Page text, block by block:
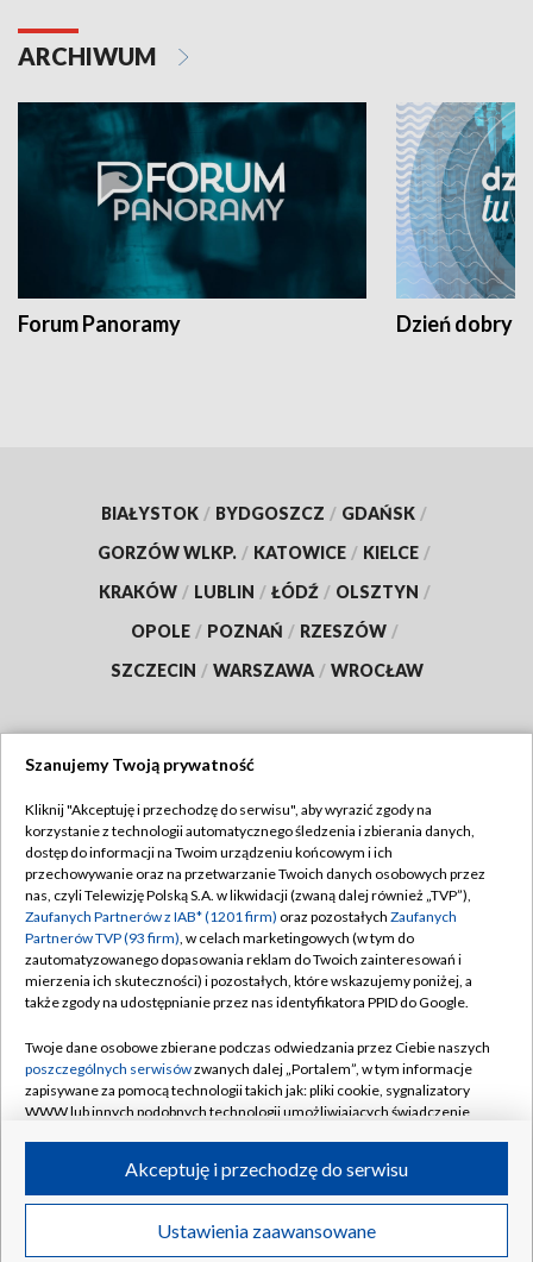
ARCHIWUM
Forum Panoramy Dzień dobry
BIAŁYSTOK / BYDGOSZCZ / GDAŃSK /
GORZÓW WLKP. / KATOWICE / KIELCE /
KRAKÓW / LUBLIN / ŁÓDŹ / OLSZTYN /
OPOLE / POZNAŃ / RZESZÓW /
SZCZECIN / WARSZAWA / WROCŁAW
TVP
Abonament TVP
Emisja w TVP
Centrum informacji TVP
Naziemna Telewizja Cyfrowa
Rada Programowa
System NOS
Informacje o nadawcy
Program dla prasy
Ogłoszenie przetargowe
Regulamin TVP
Polityka prywatności
Moje zgody
Pomoc
Kontakt
Kanały
©2026 Telewizja Polska S.A. w likwidacji
Szanujemy Twoją prywatność
Kliknij "Akceptuję i przechodzę do serwisu", aby wyrazić zgody na
korzystanie z technologii automatycznego śledzenia i zbierania danych,
dostęp do informacji na Twoim urządzeniu końcowym i ich
przechowywanie oraz na przetwarzanie Twoich danych osobowych przez
nas, czyli Telewizję Polską S.A. w likwidacji (zwaną dalej również „TVP”),
Zaufanych Partnerów z IAB* (1201 firm) oraz pozostałych Zaufanych
Partnerów TVP (93 firm), w celach marketingowych (w tym do
zautomatyzowanego dopasowania reklam do Twoich zainteresowań i
mierzenia ich skuteczności) i pozostałych, które wskazujemy poniżej, a
także zgody na udostępnianie przez nas identyfikatora PPID do Google.
Twoje dane osobowe zbierane podczas odwiedzania przez Ciebie naszych
poszczególnych serwisówzwanych dalej „Portalem”, w tym informacje
zapisywane za pomocą technologii takich jak: pliki cookie, sygnalizatory
WWW lub innych podobnych technologii umożliwiających świadczenie
ruchu w Internecie.
Twoje dane osobowe zbierane podczas odwiedzania przez Ciebie
poszczególnych serwisówna Portalu, takie jak adresy IP, identyfikatory
Ustawienia zaawansowane
Akceptuję i przechodzę do serwisu